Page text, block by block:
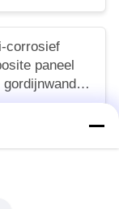
corrosief
paneel